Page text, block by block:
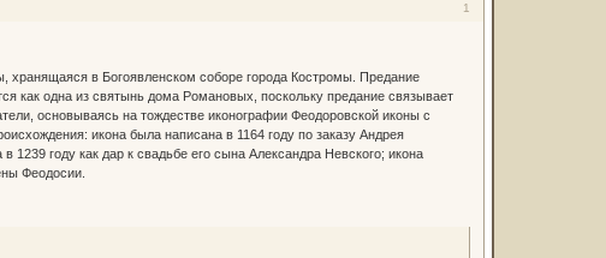
1
хранящаяся в Богоявленском соборе города Костромы. Предание
как одна из святынь дома Романовых, поскольку предание связывает
основываясь на тождестве иконографии Феодоровской иконы с
икона была написана в 1164 году по заказу Андрея
1239 году как дар к свадьбе его сына Александра Невского; икона
Феодосии.